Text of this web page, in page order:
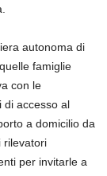
autonoma di
famiglie
con le
di accesso al
a domicilio da
rilevatori
per invitarle a